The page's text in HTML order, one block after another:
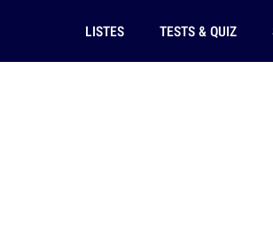
LISTES TESTS & QUIZ